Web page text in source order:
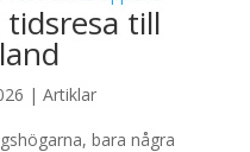
tidsresa till
| Artiklar
bara några